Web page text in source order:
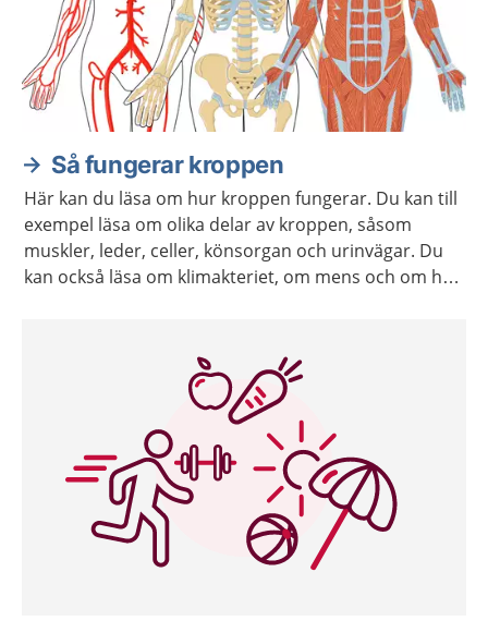
Så fungerar kroppen
Här kan du läsa om hur kroppen fungerar. Du kan till
exempel läsa om olika delar av kroppen, såsom
muskler, leder, celler, könsorgan och urinvägar. Du
kan också läsa om klimakteriet, om mens och om hur